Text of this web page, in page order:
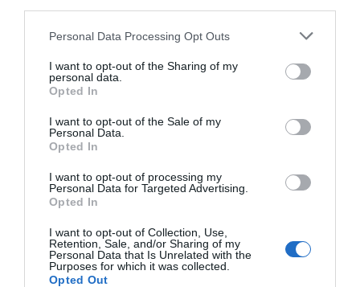
Personal Data Processing Opt Outs
I want to opt-out of the Sharing of my
personal data.
Opted In
I want to opt-out of the Sale of my
Personal Data.
Opted In
I want to opt-out of processing my
Personal Data for Targeted Advertising.
Opted In
I want to opt-out of Collection, Use,
Retention, Sale, and/or Sharing of my
Personal Data that Is Unrelated with the
Purposes for which it was collected.
Opted Out
Destacados
La venta online de medicamentos
DIGITAL Isabel Marín Moral 28/07/2026
Récord de comunicaciones para el
24 Congreso Nacional
Farmacéutico de Oviedo